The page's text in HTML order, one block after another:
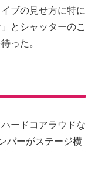
ブの見せ方に特に
とシャッターのこ
った。
ードコアラウドな
バーがステージ横